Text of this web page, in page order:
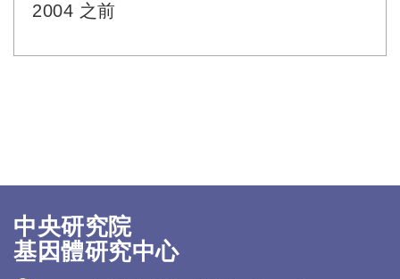
2004 之前
中央研究院
基因體研究中心